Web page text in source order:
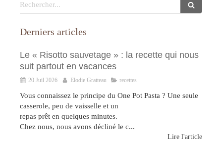
Derniers articles
Le « Risotto sauvetage » : la recette qui nous
suit partout en vacances
20 Juil 2026 Elodie Gratteau recettes
Vous connaissez le principe du One Pot Pasta ? Une seule
casserole, peu de vaisselle et un
repas prêt en quelques minutes.
Chez nous, nous avons décliné le c...
Lire l'article